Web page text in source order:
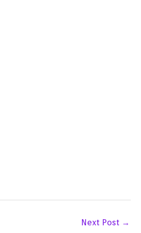
Next Post →